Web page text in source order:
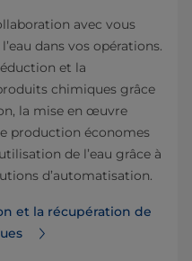
avec vous
dans vos opérations.
et la
chimiques grâce
la mise en œuvre
production économes
de l’eau grâce à
d’automatisation.
et la récupération de